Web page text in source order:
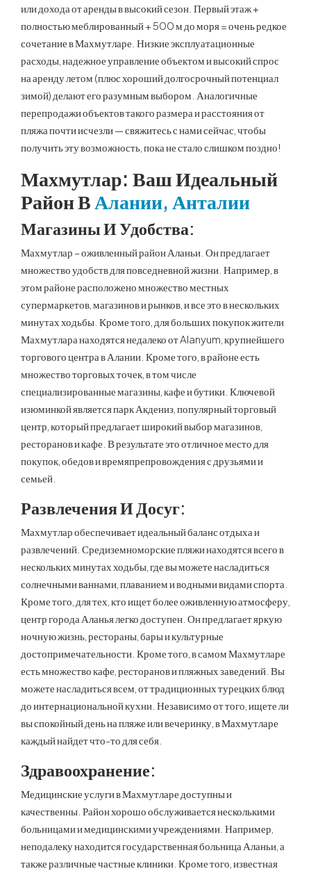
или дохода от аренды в высокий сезон. Первый этаж +
полностью меблированный + 500 м до моря = очень редкое
сочетание в Махмутларе. Низкие эксплуатационные
расходы, надежное управление объектом и высокий спрос
на аренду летом (плюс хороший долгосрочный потенциал
зимой) делают его разумным выбором. Аналогичные
перепродажи объектов такого размера и расстояния от
пляжа почти исчезли — свяжитесь с нами сейчас, чтобы
получить эту возможность, пока не стало слишком поздно!
Махмутлар: Ваш Идеальный
Район В Алании, Анталии
Магазины И Удобства:
Махмутлар – оживленный район Аланьи. Он предлагает
множество удобств для повседневной жизни. Например, в
этом районе расположено множество местных
супермаркетов, магазинов и рынков, и все это в нескольких
минутах ходьбы. Кроме того, для больших покупок жители
Махмутлара находятся недалеко от Alanyum, крупнейшего
торгового центра в Алании. Кроме того, в районе есть
множество торговых точек, в том числе
специализированные магазины, кафе и бутики. Ключевой
изюминкой является парк Акдениз, популярный торговый
центр, который предлагает широкий выбор магазинов,
ресторанов и кафе. В результате это отличное место для
покупок, обедов и времяпрепровождения с друзьями и
семьей.
Развлечения И Досуг:
Махмутлар обеспечивает идеальный баланс отдыха и
развлечений. Средиземноморские пляжи находятся всего в
нескольких минутах ходьбы, где вы можете насладиться
солнечными ваннами, плаванием и водными видами спорта.
Кроме того, для тех, кто ищет более оживленную атмосферу,
центр города Аланья легко доступен. Он предлагает яркую
ночную жизнь, рестораны, бары и культурные
достопримечательности. Кроме того, в самом Махмутларе
есть множество кафе, ресторанов и пляжных заведений. Вы
можете насладиться всем, от традиционных турецких блюд
до интернациональной кухни. Независимо от того, ищете ли
вы спокойный день на пляже или вечеринку, в Махмутларе
каждый найдет что-то для себя.
Здравоохранение:
Медицинские услуги в Махмутларе доступны и
качественны. Район хорошо обслуживается несколькими
больницами и медицинскими учреждениями. Например,
неподалеку находится государственная больница Аланьи, а
также различные частные клиники. Кроме того, известная